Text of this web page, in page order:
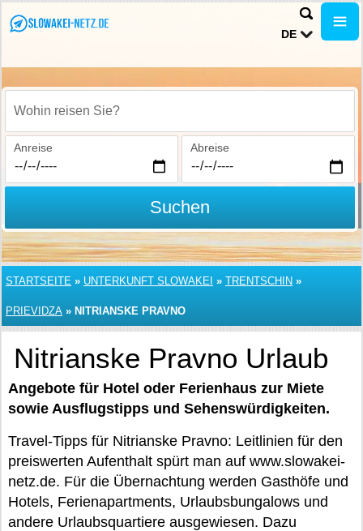
DE
Wohin reisen Sie?
Anreise Abreise
Suchen
STARTSEITE » UNTERKUNFT SLOWAKEI » TRENTSCHIN »
PRIEVIDZA » NITRIANSKE PRAVNO
Nitrianske Pravno Urlaub
Angebote für Hotel oder Ferienhaus zur Miete
sowie Ausflugstipps und Sehenswürdigkeiten.
Travel-Tipps für Nitrianske Pravno: Leitlinien für den
preiswerten Aufenthalt spürt man auf www.slowakei-
netz.de. Für die Übernachtung werden Gasthöfe und
Hotels, Ferienapartments, Urlaubsbungalows und
andere Urlaubsquartiere ausgewiesen. Dazu